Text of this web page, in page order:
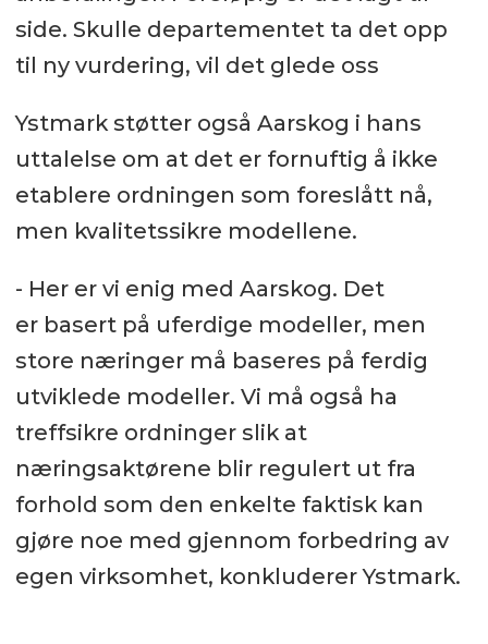
side. Skulle departementet ta det opp
til ny vurdering, vil det glede oss
Ystmark støtter også Aarskog i hans
uttalelse om at det er fornuftig å ikke
etablere ordningen som foreslått nå,
men kvalitetssikre modellene.
- Her er vi enig med Aarskog. Det
er basert på uferdige modeller, men
store næringer må baseres på ferdig
utviklede modeller. Vi må også ha
treffsikre ordninger slik at
næringsaktørene blir regulert ut fra
forhold som den enkelte faktisk kan
gjøre noe med gjennom forbedring av
egen virksomhet, konkluderer Ystmark.